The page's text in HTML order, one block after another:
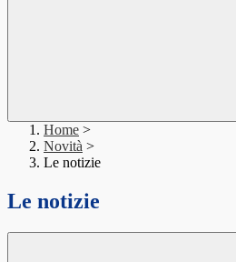
Home >
Novità >
Le notizie
Le notizie